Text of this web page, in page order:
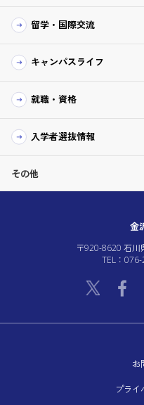
留学・国際交流
キャンパスライフ
就職・資格
入学者選抜情報
その他
金
〒920-8620 石川
TEL：076-
お
プライ